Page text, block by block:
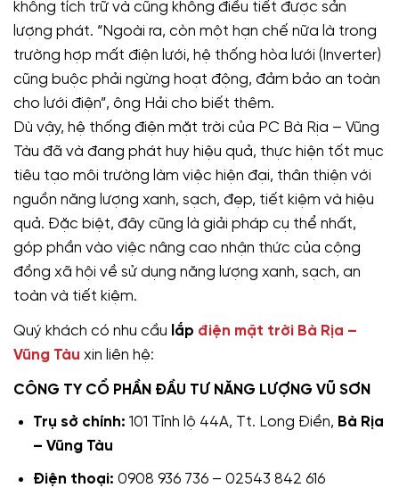
không tích trữ và cũng không điều tiết được sản
lượng phát. “Ngoài ra, còn một hạn chế nữa là trong
trường hợp mất điện lưới, hệ thống hòa lưới (Inverter)
cũng buộc phải ngừng hoạt động, đảm bảo an toàn
cho lưới điện”, ông Hải cho biết thêm.
Dù vậy, hệ thống điện mặt trời của PC Bà Rịa – Vũng
Tàu đã và đang phát huy hiệu quả, thực hiện tốt mục
tiêu tạo môi trường làm việc hiện đại, thân thiện với
nguồn năng lượng xanh, sạch, đẹp, tiết kiệm và hiệu
quả. Đặc biệt, đây cũng là giải pháp cụ thể nhất,
góp phần vào việc nâng cao nhận thức của cộng
đồng xã hội về sử dụng năng lượng xanh, sạch, an
toàn và tiết kiệm.
Quý khách có nhu cầu lắp điện mặt trời Bà Rịa –
Vũng Tàu xin liên hệ:
CÔNG TY CỔ PHẦN ĐẦU TƯ NĂNG LƯỢNG VŨ SƠN
Trụ sở chính: 101 Tỉnh lộ 44A, Tt. Long Điền, Bà Rịa
– Vũng Tàu
Điện thoại: 0908 936 736 – 02543 842 616